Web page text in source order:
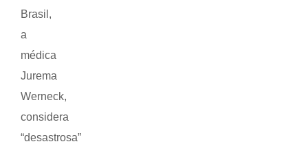
Brasil,
a
médica
Jurema
Werneck,
considera
“desastrosa”